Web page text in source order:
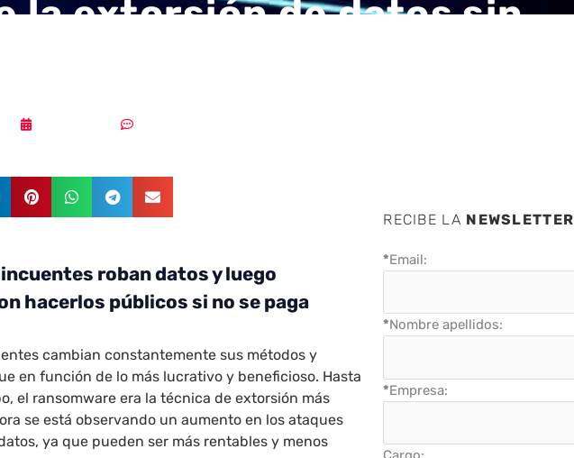
la extorsión de datos sin
roban datos y luego
hacerlos públicos si no se paga
cambian constantemente sus métodos y
en función de lo más lucrativo y beneficioso. Hasta
el ransomware era la técnica de extorsión más
se está observando un aumento en los ataques
ya que pueden ser más rentables y menos
RECIBE LA NEWSLETTER
*Email:
*Nombre apellidos:
*Empresa: